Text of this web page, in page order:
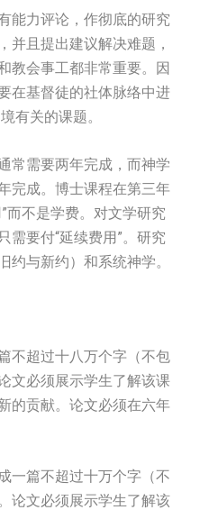
能力评论，作彻底的研究
并且提出建议解决难题，
教会事工都非常重要。因
在基督徒的社体脉络中进
有关的课题。
常需要两年完成，而神学
完成。博士课程在第三年
而不是学费。对文学研究
需要付“延续费用”。研究
约与新约）和系统神学。
不超过十八万个字（不包
文必须展示学生了解该课
的贡献。论文必须在六年
一篇不超过十万个字（不
论文必须展示学生了解该